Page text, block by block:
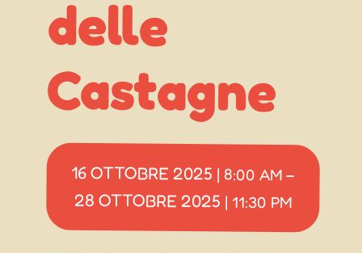
delle
Castagne
16 OTTOBRE 2025 | 8:00 AM –
28 OTTOBRE 2025 | 11:30 PM